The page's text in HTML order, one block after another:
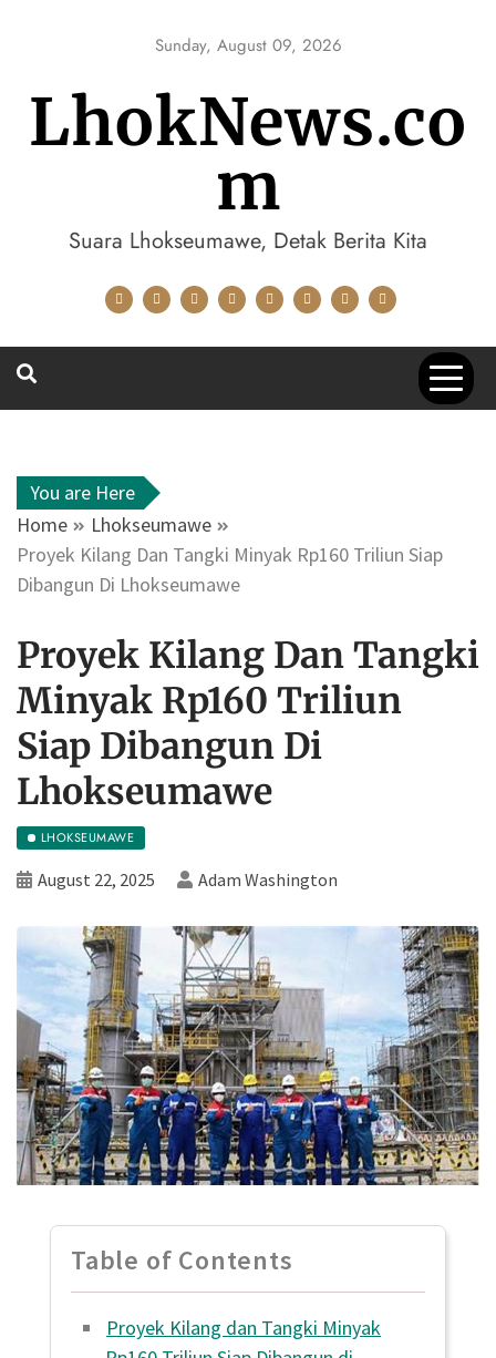
Sunday, August 09, 2026
LhokNews.co
m
Suara Lhokseumawe, Detak Berita Kita
You are Here
Home
Lhokseumawe
Proyek Kilang Dan Tangki Minyak Rp160 Triliun Siap
Dibangun Di Lhokseumawe
Proyek Kilang Dan Tangki
Minyak Rp160 Triliun
Siap Dibangun Di
Lhokseumawe
LHOKSEUMAWE
August 22, 2025 Adam Washington
Table of Contents
Proyek Kilang dan Tangki Minyak